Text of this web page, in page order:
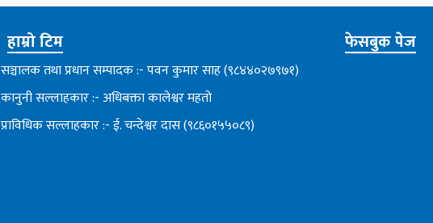
हाम्रो टिम
सञ्चालक तथा प्रधान सम्पादक :- पवन कुमार साह (९८४४०२७९७१)
कानुनी सल्लाहकार :- अधिबक्ता कालेश्वर महतो
प्राविधिक सल्लाहकार :- ई. चन्देश्वर दास (९८६०१५५०८९)
फेसबुक पेज